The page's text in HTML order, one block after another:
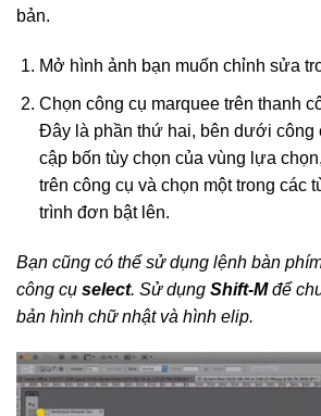
bản.
Mở hình ảnh bạn muốn chỉnh sửa
Chọn công cụ marquee trên thanh
Đây là phần thứ hai, bên dưới công
cập bốn tùy chọn của vùng lựa
trên công cụ và chọn một trong các
trình đơn bật lên.
Bạn cũng có thể sử dụng lệnh bàn
công cụ select. Sử dụng Shift-Mđể
bản hình chữ nhật và hình elip.